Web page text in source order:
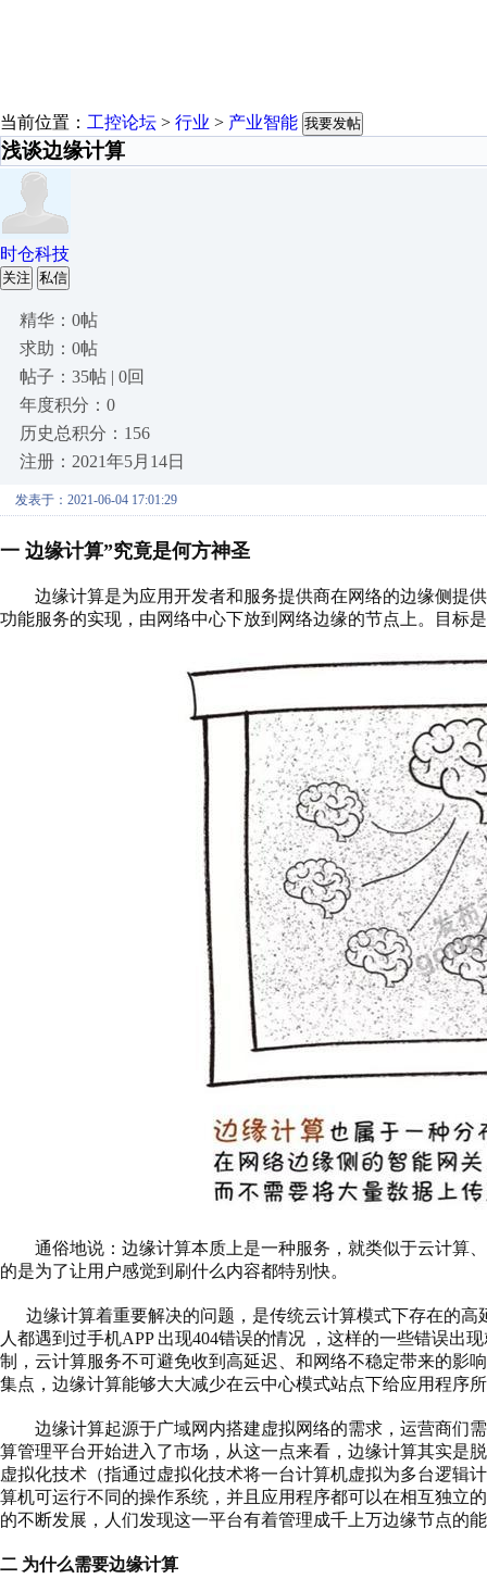
当前位置： 工控论坛 > 行业 > 产业智能 我要发帖
浅谈边缘计算
时仓科技
关注 私信
精华：0帖
求助：0帖
帖子：35帖 | 0回
年度积分：0
历史总积分：156
注册：2021年5月14日
发表于：2021-06-04 17:01:29
一 边缘计算”究竟是何方神圣
边缘计算是为应用开发者和服务提供商在网络的边缘侧提
功能服务的实现，由网络中心下放到网络边缘的节点上。
目标
通俗地说：边缘计算本质上是一种服务，就类似于云计算
的是为了让用户感觉到刷什么内容都特别快。
边缘计算着重要解决的问题，是传统云计算模式下存在的高
人都遇到过手机APP 出现404错误的情况 ，这样的一些错误出
制，云计算服务不可避免收到高延迟、和网络不稳定带来的影
集点，边缘计算能够大大减少在云中心模式站点下给应用程序
边缘计算起源于广域网内搭建虚拟网络的需求，运营商们
算管理平台开始进入了市场，从这一点来看，边缘计算其实是
虚拟化技术（指通过虚拟化技术将一台计算机虚拟为多台逻辑
算机可运行不同的操作系统，并且应用程序都可以在相互独立
的不断发展，人们发现这一平台有着管理成千上万边缘节点的
二 为什么需要边缘计算